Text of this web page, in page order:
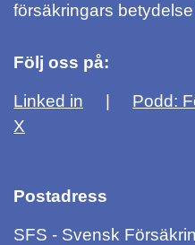
försäkringars
Följ oss på:
Linked in
Podd:
X
Postadress
SFS - Svensk